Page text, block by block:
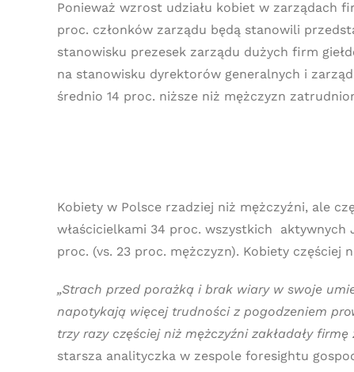
Ponieważ wzrost udziału kobiet w zarządach
proc. członków zarządu będą stanowili
stanowisku prezesek zarządu dużych firm
na stanowisku dyrektorów generalnych i
średnio 14 proc. niższe niż mężczyzn
Kobiety w Polsce rzadziej niż mężczyźni, ale
właścicielkami 34 proc. wszystkich aktywnych
proc. (vs. 23 proc. mężczyzn). Kobiety
„Strach przed porażką i brak wiary w swoje
napotykają więcej trudności z pogodzeniem
trzy razy częściej niż mężczyźni zakładały
starsza analityczka w zespole foresightu